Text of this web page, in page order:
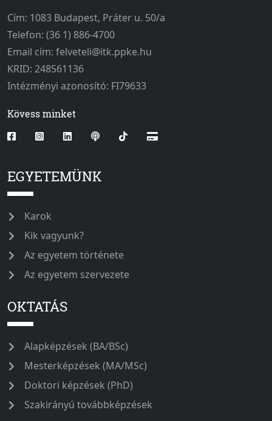
Cím: 1083 Budapest, Práter u. 50/a
Telefon: (36 1) 886-4700
Email cím: felveteli@itk.ppke.hu
KRID: 248561136
Intézményi azonosító: FI79633
Kövess minket
EGYETEMÜNK
Karok
Kik vagyunk?
Az egyetem története
Az egyetem szervezete
OKTATÁS
Alapképzések (BA/BSc)
Mesterképzések (MA/MSc)
Doktori képzések (PhD)
Szakirányú továbbképzések